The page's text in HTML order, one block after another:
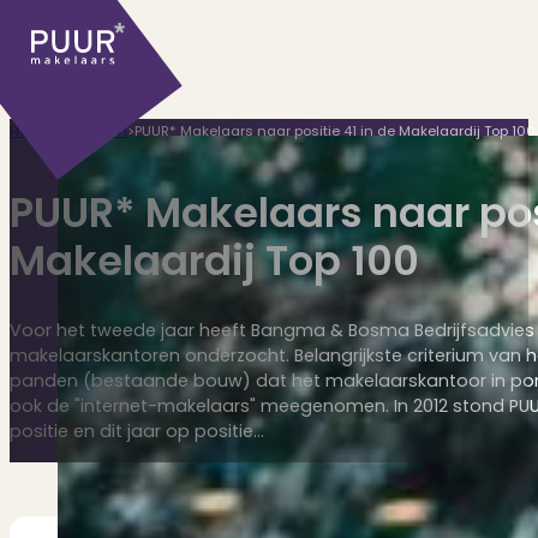
Huidige aanbod
Ontdek onze woningen..
Recentelijk verkocht
Net te laat? Kijk mee..
Huurwoningen
Home Algemeen>PUUR* Makelaars naar positie 41 in de Makelaardij Top 100
PUUR* Makelaars naar
Makelaardij Top 100
Voor het tweede jaar heeft Bangma & Bosma
makelaarskantoren onderzocht. Belangrijkste criterium van
panden (bestaande bouw) dat het makelaarskantoor in
ook de "internet-makelaars" meegenomen. In 2012 stond
positie en dit jaar op positie…